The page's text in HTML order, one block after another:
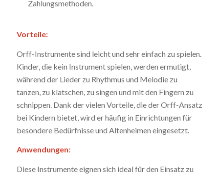
Zahlungsmethoden.
Vorteile:
Orff-Instrumente sind leicht und sehr einfach zu spielen.
Kinder, die kein Instrument spielen, werden ermutigt,
während der Lieder zu Rhythmus und Melodie zu
tanzen, zu klatschen, zu singen und mit den Fingern zu
schnippen. Dank der vielen Vorteile, die der Orff-Ansatz
bei Kindern bietet, wird er häufig in Einrichtungen für
besondere Bedürfnisse und Altenheimen eingesetzt.
Anwendungen:
Diese Instrumente eignen sich ideal für den Einsatz zu